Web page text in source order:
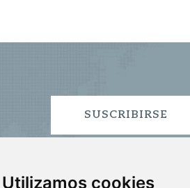
Utilizamos cookies
SUSCRIBIRSE